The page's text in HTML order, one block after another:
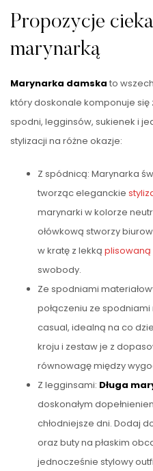
Propozycje
marynarką
Marynarka damska to
który doskonale komponuje
spodni, legginsów, sukienek i
stylizacji na różne okazje:
Z spódnicą: Marynarka
tworząc eleganckie
marynarki w kolorze
ołówkową stworzy
w kratę z lekką
swobody.
Ze spodniami
połączeniu ze
casual, idealną na co
kroju i zestaw je z
równowagę między
Z legginsami: Długa
doskonałym
chłodniejsze dni. Dodaj
oraz buty na płaskim
jednocześnie stylowy